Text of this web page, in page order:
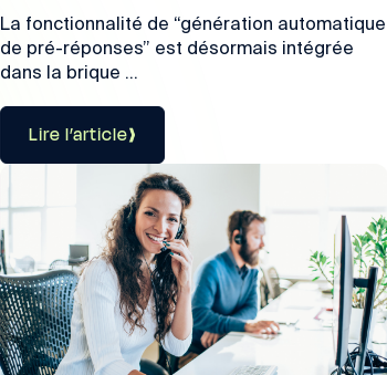
La fonctionnalité de “génération automatique
de pré-réponses” est désormais intégrée
dans la brique ...
Lire l’article